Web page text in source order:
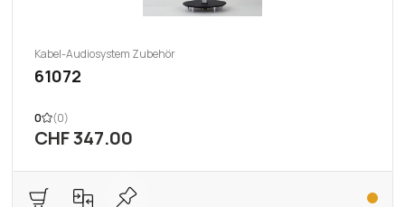
Kabel-Audiosystem Zubehör
61072
0 (0)
CHF 347.00